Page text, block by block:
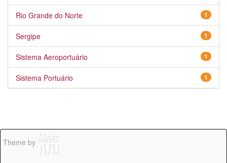
1
Rio Grande do Norte
1
Sergipe
1
Sistema Aeroportuário
1
Sistema Portuário
Theme by